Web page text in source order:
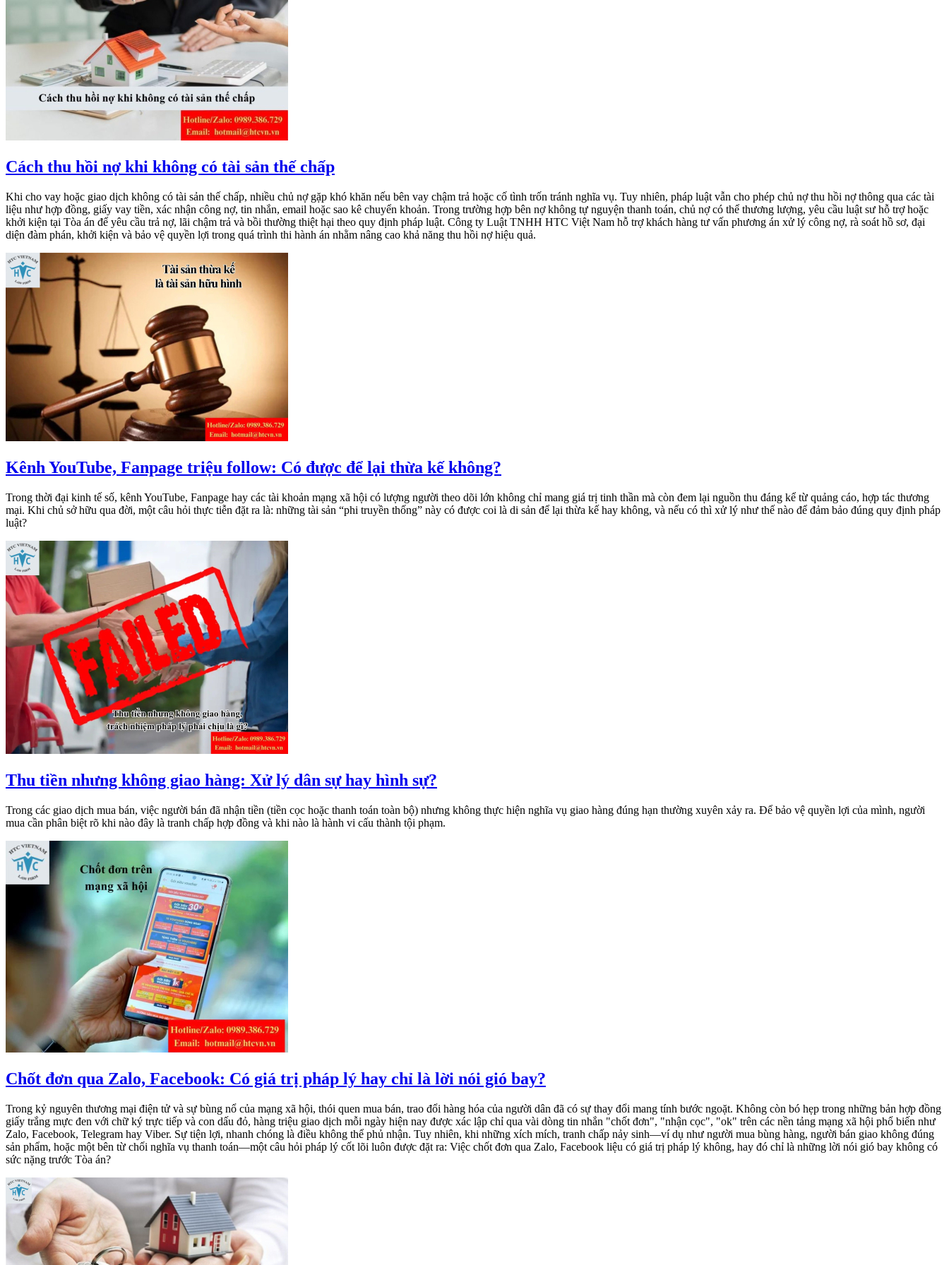
Cách thu hồi nợ khi không có tài sản thế chấp
Khi cho vay hoặc giao dịch không có tài sản thế chấp, nhiều chủ nợ gặp khó khăn nếu bên vay chậm trả hoặc cố tình trốn tránh nghĩa vụ. Tuy nhiên, pháp luật vẫn cho phép chủ nợ thu hồi nợ thông qua các tài
liệu như hợp đồng, giấy vay tiền, xác nhận công nợ, tin nhắn, email hoặc sao kê chuyển khoản. Trong trường hợp bên nợ không tự nguyện thanh toán, chủ nợ có thể thương lượng, yêu cầu luật sư hỗ trợ hoặc
khởi kiện tại Tòa án để yêu cầu trả nợ, lãi chậm trả và bồi thường thiệt hại theo quy định pháp luật. Công ty Luật TNHH HTC Việt Nam hỗ trợ khách hàng tư vấn phương án xử lý công nợ, rà soát hồ sơ, đại
diện đàm phán, khởi kiện và bảo vệ quyền lợi trong quá trình thi hành án nhằm nâng cao khả năng thu hồi nợ hiệu quả.
Kênh YouTube, Fanpage triệu follow: Có được để lại thừa kế không?
Trong thời đại kinh tế số, kênh YouTube, Fanpage hay các tài khoản mạng xã hội có lượng người theo dõi lớn không chỉ mang giá trị tinh thần mà còn đem lại nguồn thu đáng kể từ quảng cáo, hợp tác thương
mại. Khi chủ sở hữu qua đời, một câu hỏi thực tiễn đặt ra là: những tài sản “phi truyền thống” này có được coi là di sản để lại thừa kế hay không, và nếu có thì xử lý như thế nào để đảm bảo đúng quy định pháp
luật?
Thu tiền nhưng không giao hàng: Xử lý dân sự hay hình sự?
Trong các giao dịch mua bán, việc người bán đã nhận tiền (tiền cọc hoặc thanh toán toàn bộ) nhưng không thực hiện nghĩa vụ giao hàng đúng hạn thường xuyên xảy ra. Để bảo vệ quyền lợi của mình, người
mua cần phân biệt rõ khi nào đây là tranh chấp hợp đồng và khi nào là hành vi cấu thành tội phạm.
Chốt đơn qua Zalo, Facebook: Có giá trị pháp lý hay chỉ là lời nói gió bay?
Trong kỷ nguyên thương mại điện tử và sự bùng nổ của mạng xã hội, thói quen mua bán, trao đổi hàng hóa của người dân đã có sự thay đổi mang tính bước ngoặt. Không còn bó hẹp trong những bản hợp đồng
giấy trắng mực đen với chữ ký trực tiếp và con dấu đỏ, hàng triệu giao dịch mỗi ngày hiện nay được xác lập chỉ qua vài dòng tin nhắn "chốt đơn", "nhận cọc", "ok" trên các nền tảng mạng xã hội phổ biến như
Zalo, Facebook, Telegram hay Viber. Sự tiện lợi, nhanh chóng là điều không thể phủ nhận. Tuy nhiên, khi những xích mích, tranh chấp nảy sinh—ví dụ như người mua bùng hàng, người bán giao không đúng
sản phẩm, hoặc một bên từ chối nghĩa vụ thanh toán—một câu hỏi pháp lý cốt lõi luôn được đặt ra: Việc chốt đơn qua Zalo, Facebook liệu có giá trị pháp lý không, hay đó chỉ là những lời nói gió bay không có
sức nặng trước Tòa án?